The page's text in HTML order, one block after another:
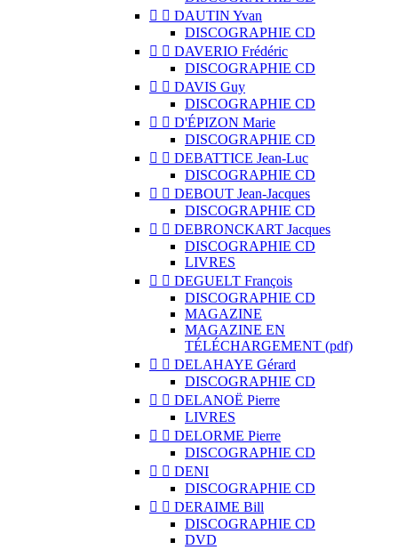
  DAUTIN Yvan
DISCOGRAPHIE CD
  DAVERIO Frédéric
DISCOGRAPHIE CD
  DAVIS Guy
DISCOGRAPHIE CD
  D'ÉPIZON Marie
DISCOGRAPHIE CD
  DEBATTICE Jean-Luc
DISCOGRAPHIE CD
  DEBOUT Jean-Jacques
DISCOGRAPHIE CD
  DEBRONCKART Jacques
DISCOGRAPHIE CD
LIVRES
  DEGUELT François
DISCOGRAPHIE CD
MAGAZINE
MAGAZINE EN
TÉLÉCHARGEMENT (pdf)
  DELAHAYE Gérard
DISCOGRAPHIE CD
  DELANOË Pierre
LIVRES
  DELORME Pierre
DISCOGRAPHIE CD
  DENI
DISCOGRAPHIE CD
  DERAIME Bill
DISCOGRAPHIE CD
DVD